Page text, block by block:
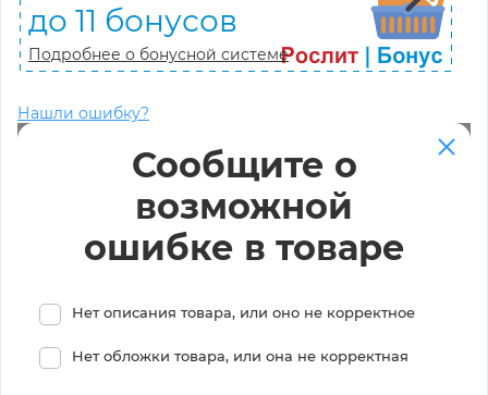
до 11 бонусов
Подробнее о бонусной системе
Нашли ошибку?
Сообщите о
возможной
ошибке в товаре
Нет описания товара, или оно не корректное
Нет обложки товара, или она не корректная